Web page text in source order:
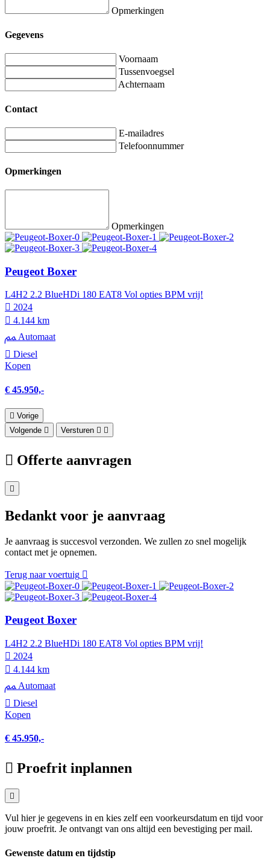
Opmerkingen
Gegevens
Voornaam
Tussenvoegsel
Achternaam
Contact
E-mailadres
Telefoonnummer
Opmerkingen
Opmerkingen
Peugeot Boxer
L4H2 2.2 BlueHDi 180 EAT8 Vol opties BPM vrij!
2024
4.144 km
Automaat
Diesel
Kopen
€ 45.950,-
Vorige
Volgende
Versturen
Offerte aanvragen
Bedankt voor je aanvraag
Je aanvraag is succesvol verzonden. We zullen zo snel mogelijk
contact met je opnemen.
Terug naar voertuig
Peugeot Boxer
L4H2 2.2 BlueHDi 180 EAT8 Vol opties BPM vrij!
2024
4.144 km
Automaat
Diesel
Kopen
€ 45.950,-
Proefrit inplannen
Vul hier je gegevens in en kies zelf een voorkeursdatum en tijd voor
jouw proefrit. Je ontvangt van ons altijd een bevestiging per mail.
Gewenste datum en tijdstip